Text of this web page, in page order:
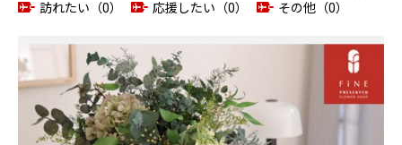
訪れたい（0）
応援したい（0） その他（0）